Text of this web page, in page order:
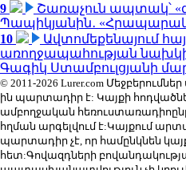
9
Շառաչուն ապտակ՝
Պապիկյանին․
10
Ավտոմեքենայում
առողջապահության
Գագիկ Ստամբուլցյանի
© 2011-2026 Lurer.com
ին պարտադիր է: Կայքի
ամբողջական
հղման արգելվում է:Կայքում
պարտադիր չէ, որ համընկնեն
հետ:Գովազդների